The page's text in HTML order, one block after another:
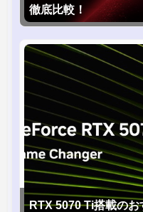
徹底比較！
RTX 5070 Ti搭載の